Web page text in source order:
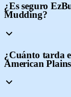
¿Es seguro
Mudding?
¿Cuánto tarda
American